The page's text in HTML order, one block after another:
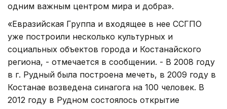
одним важным центром мира и добра».
«Евразийская Группа и входящее в нее ССГПО
уже построили несколько культурных и
социальных объектов города и Костанайского
региона, - отмечается в сообщении. - В 2008 году
в г. Рудный была построена мечеть, в 2009 году в
Костанае возведена синагога на 100 человек. В
2012 году в Рудном состоялось открытие